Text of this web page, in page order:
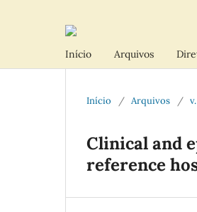
Início Arquivos
Início / Arquivos /
Clinical and
reference